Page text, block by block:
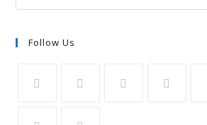
Follow Us